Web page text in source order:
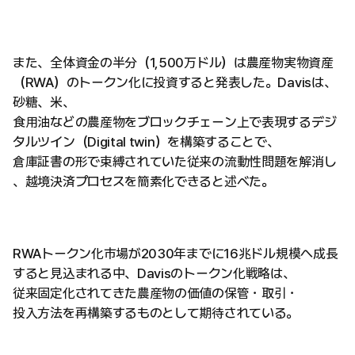
また、全体資金の半分（1,500万ドル）は農産物実物資産
（RWA）のトークン化に投資すると発表した。Davisは、
砂糖、米、
食用油などの農産物をブロックチェーン上で表現するデジ
タルツイン（Digital twin）を構築することで、
倉庫証書の形で束縛されていた従来の流動性問題を解消し
、越境決済プロセスを簡素化できると述べた。
RWAトークン化市場が2030年までに16兆ドル規模へ成長
すると見込まれる中、Davisのトークン化戦略は、
従来固定化されてきた農産物の価値の保管・取引・
投入方法を再構築するものとして期待されている。